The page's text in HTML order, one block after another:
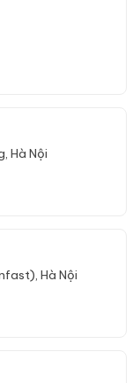
Bofa BJ-
phân quyền.
Hà Nội
Hà Nội